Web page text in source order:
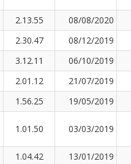
2.13.55 08/08/2020
2.30.47 08/12/2019
3.12.11 06/10/2019
2.01.12 21/07/2019
1.56.25 19/05/2019
1.01.50 03/03/2019
1.04.42 13/01/2019